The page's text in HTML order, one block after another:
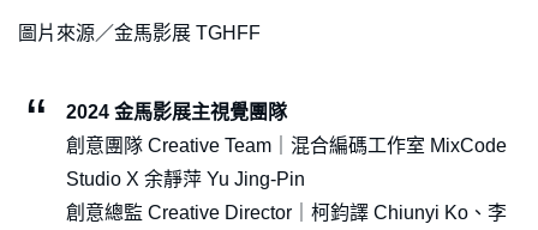
圖片來源／金馬影展 TGHFF
2024 金馬影展主視覺團隊
創意團隊 Creative Team｜混合編碼工作室 MixCode
Studio X 余靜萍 Yu Jing-Pin
創意總監 Creative Director｜柯鈞譯 Chiunyi Ko、李